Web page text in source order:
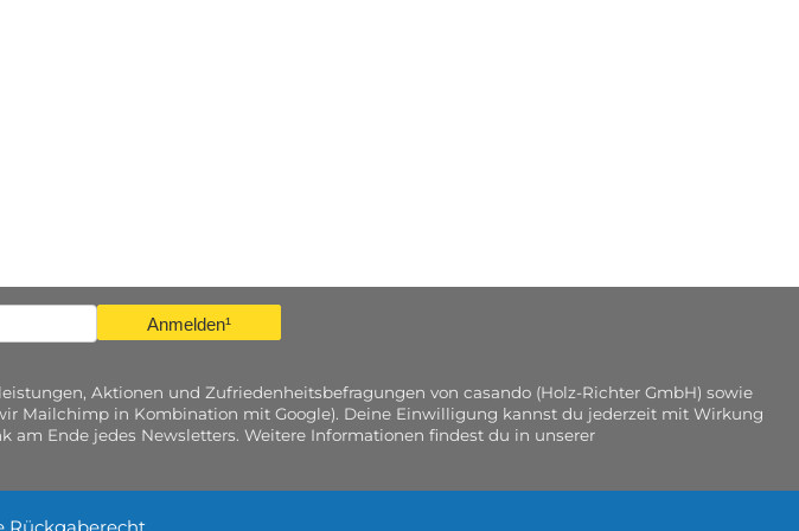
Anmelden¹
Aktionen und Zufriedenheitsbefragungen von casando (Holz-Richter GmbH) sowie
Mailchimp in Kombination mit Google). Deine Einwilligung kannst du jederzeit mit Wirkung
Ende jedes Newsletters. Weitere Informationen findest du in unserer